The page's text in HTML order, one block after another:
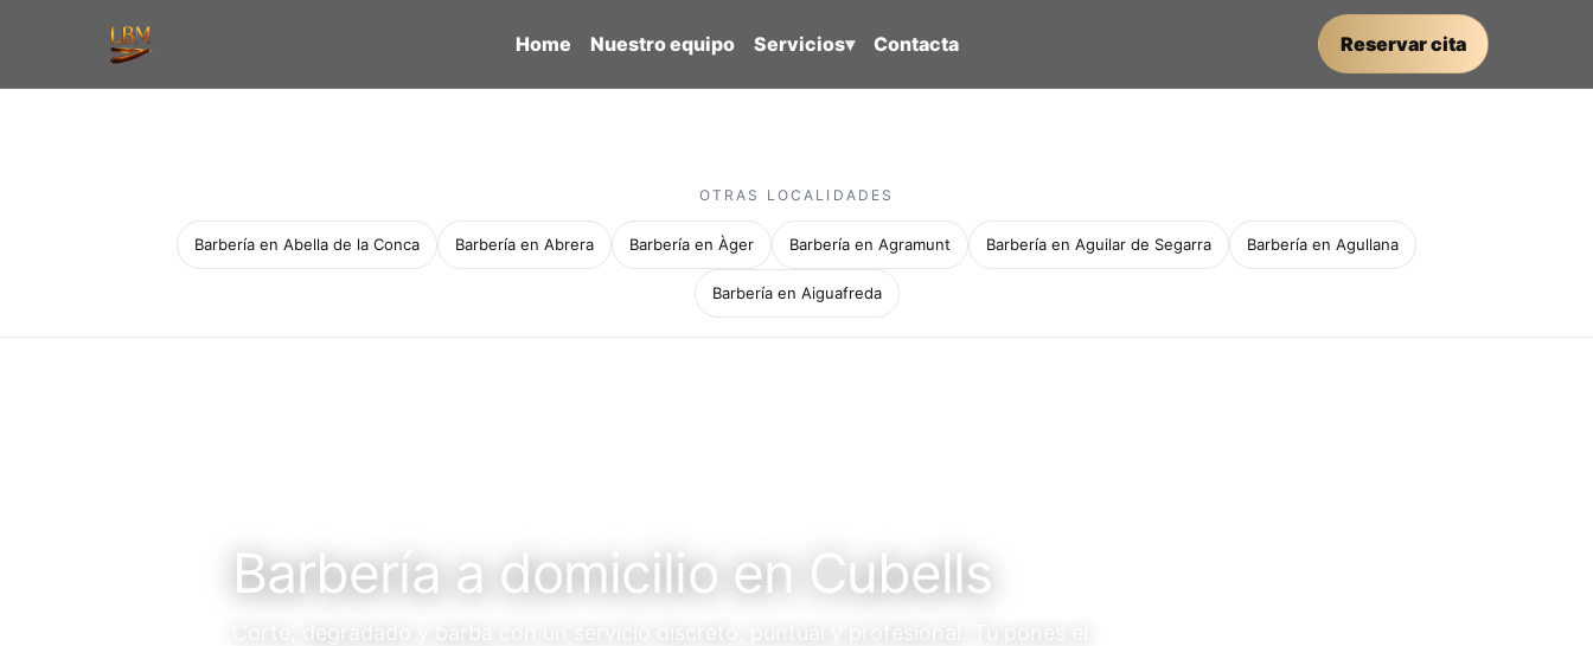
Home Nuestro equipo Servicios▾ Contacta Reservar cita
OTRAS LOCALIDADES
Barbería en Abella de la Conca Barbería en Abrera Barbería en Àger Barbería en Agramunt Barbería en Aguilar de Segarra Barbería en Agullana
Barbería en Aiguafreda
Barbería a domicilio en Cubells
Corte, degradado y barba con un servicio discreto, puntual y profesional. Tú pones el